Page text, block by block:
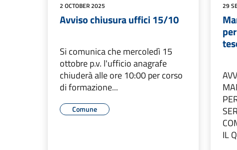
2 OCTOBER 2025
Avviso chiusura uffici 15/10
Si comunica che mercoledì 15
ottobre p.v. l'ufficio anagrafe
chiuderà alle ore 10:00 per corso
di formazione...
Comune
29
IL